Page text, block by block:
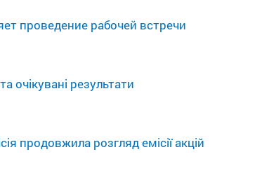
проведение рабочей встречи
очікувані результати
продовжила розгляд емісії акцій